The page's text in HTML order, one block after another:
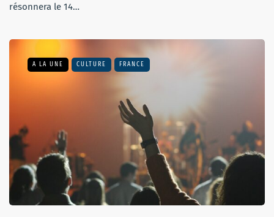
résonnera le 14…
A LA UNE CULTURE FRANCE